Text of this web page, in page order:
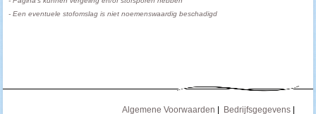
- Een eventuele stofomslag is niet noemenswaardig beschadigd
Algemene Voorwaarden Bedrijfsgegevens|